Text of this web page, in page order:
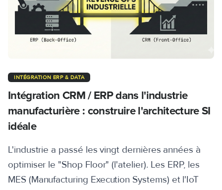
INTÉGRATION ERP & DATA
Intégration CRM / ERP dans l'industrie
manufacturière : construire l'architecture SI
idéale
L'industrie a passé les vingt dernières années à
optimiser le "Shop Floor" (l'atelier). Les ERP, les
MES (Manufacturing Execution Systems) et l'IoT